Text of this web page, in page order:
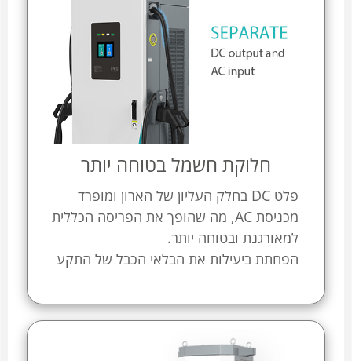
חלוקת חשמל בטוחה יותר
פלט DC בחלק העליון של הארון ומופרד
מכניסת AC, מה שהופך את הפריסה הכללית
למאורגנת ובטוחה יותר.
הפחתת ביעילות את הבלאי הכבל של התקע